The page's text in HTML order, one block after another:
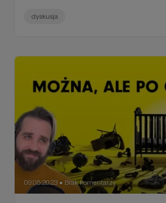
dyskusja
09.05.2023 ● Brak komentarzy